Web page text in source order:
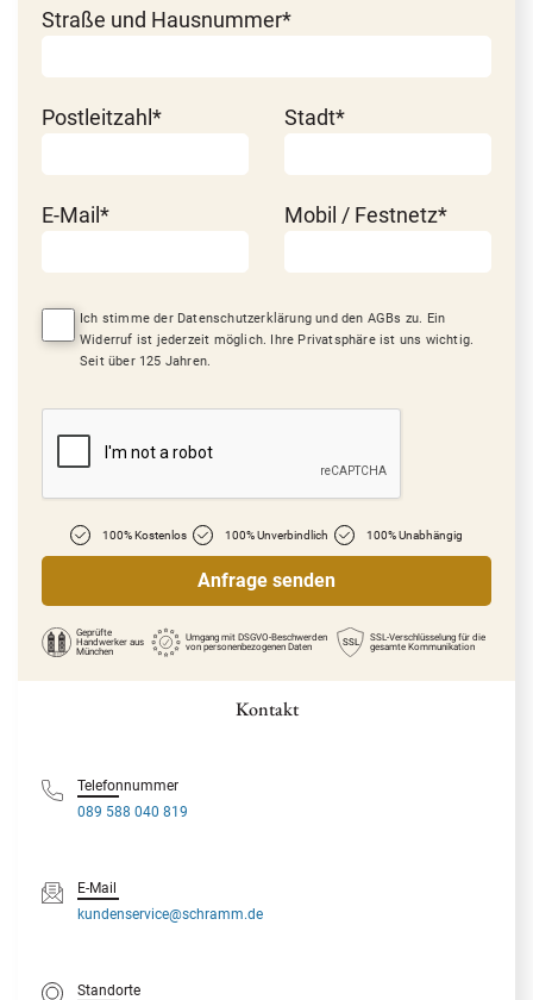
Straße und Hausnummer*
Postleitzahl* Stadt*
E-Mail* Mobil / Festnetz*
Ich stimme der Datenschutzerklärung und den AGBs zu. Ein
Widerruf ist jederzeit möglich. Ihre Privatsphäre ist uns wichtig.
Seit über 125 Jahren.
100% Kostenlos 100% Unverbindlich 100% Unabhängig
Geprüfte
Handwerker aus
München
Umgang mit DSGVO-Beschwerden
von personenbezogenen Daten
SSL
SSL-Verschlüsselung für die
gesamte Kommunikation
Kontakt
Telefonnummer
089 588 040 819
E-Mail
kundenservice@schramm.de
Standorte